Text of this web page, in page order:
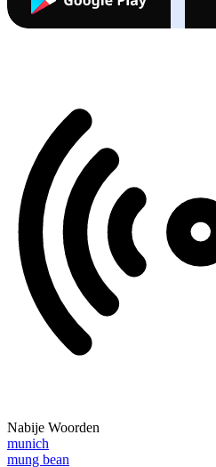
Nabije Woorden
munich
mung bean